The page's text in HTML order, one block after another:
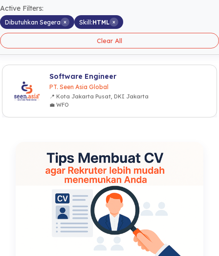
Active Filters:
Dibutuhkan Segera × Skill:HTML ×
Clear All
Software Engineer
PT. Seen Asia Global
📍 Kota Jakarta Pusat, DKI Jakarta
💼 WFO